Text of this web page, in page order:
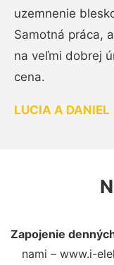
uzemnenie
Samotná práca,
na veľmi dobrej
cena.
LUCIA A DANIEL
Zapojenie
nami – www.i-